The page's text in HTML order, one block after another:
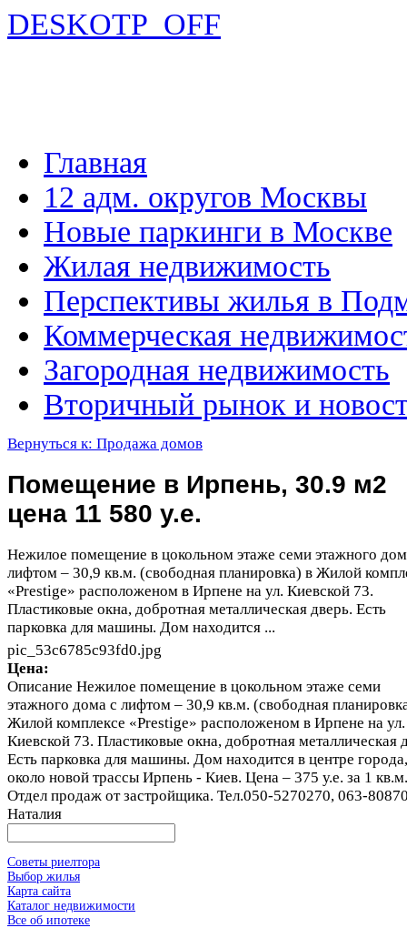
DESKOTP_OFF
Главная
12 адм. округов Москвы
Новые паркинги в Москве
Жилая недвижимость
Перспективы жилья в
Коммерческая
Загородная недвижимость
Вторичный рынок и
Вернуться к: Продажа домов
Помещение в Ирпень, 30.9 м2
цена 11 580 у.е.
Нежилое помещение в цокольном этаже семи этажного
лифтом – 30,9 кв.м. (свободная планировка) в Жилой
«Prestige» расположеном в Ирпене на ул. Киевской 73.
Пластиковые окна, добротная металлическая дверь. Есть
парковка для машины. Дом находится ...
pic_53c6785c93fd0.jpg
Цена:
Описание Нежилое помещение в цокольном этаже семи
этажного дома с лифтом – 30,9 кв.м. (свободная
Жилой комплексе «Prestige» расположеном в Ирпене на ул.
Киевской 73. Пластиковые окна, добротная металлическая
Есть парковка для машины. Дом находится в центре города,
около новой трассы Ирпень - Киев. Цена – 375 у.е. за 1 кв.м.
Отдел продаж от застройщика. Тел.050-5270270, 063-
Наталия
Советы риелтора
Выбор жилья
Карта сайта
Каталог недвижимости
Все об ипотеке